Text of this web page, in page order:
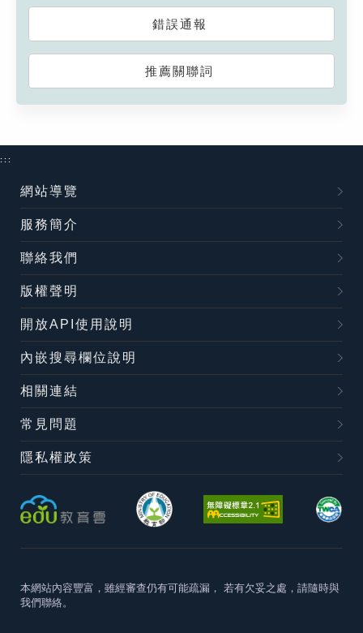
錯誤通報
推薦關聯詞
:::
網站導覽
服務簡介
聯絡我們
版權聲明
開放API使用說明
內嵌搜尋欄位說明
相關連結
常見問題
隱私權政策
本網站內容豐富，雖經審查仍有可能疏漏， 若有欠妥之處，請隨時與
我們聯絡。